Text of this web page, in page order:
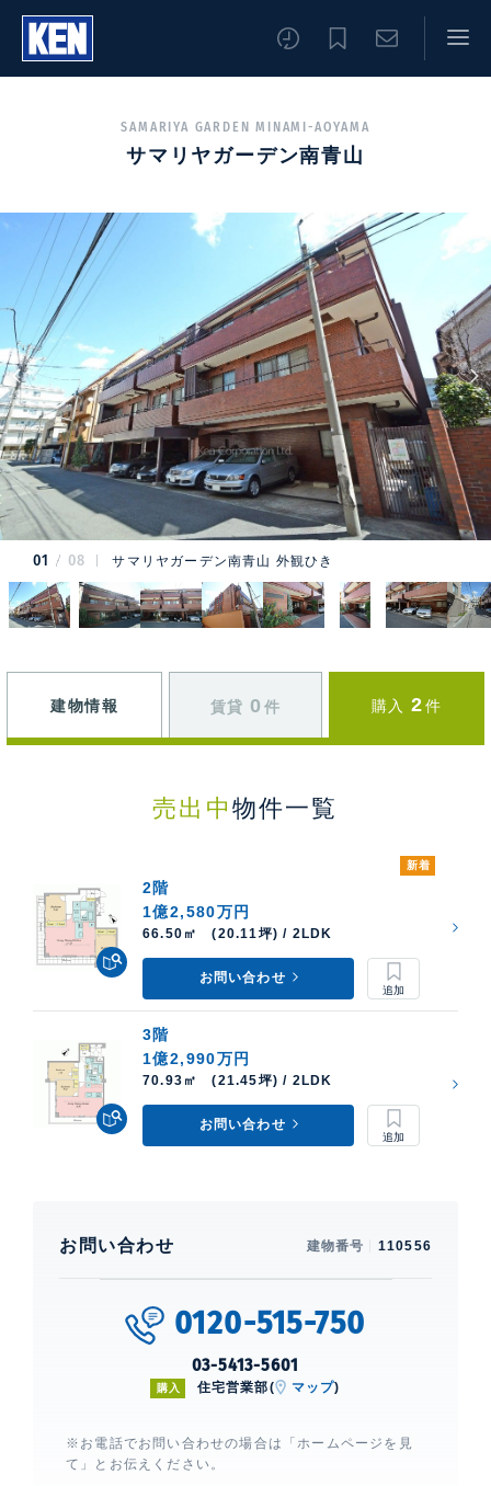
SAMARIYA GARDEN MINAMI-AOYAMA
サマリヤガーデン南青山
01 08 サマリヤガーデン南青山 外観ひき
建物情報 賃貸 0 件 購入 2 件
売出中 物件一覧
新着
2階
1億2,580万円
66.50㎡ (20.11坪) / 2LDK
お問い合わせ
3階
1億2,990万円
70.93㎡ (21.45坪) / 2LDK
お問い合わせ
お問い合わせ 建物番号 110556
0120-515-750
03-5413-5601
購入 住宅営業部( マップ)
※お電話でお問い合わせの場合は「ホームページを見
て」とお伝えください。